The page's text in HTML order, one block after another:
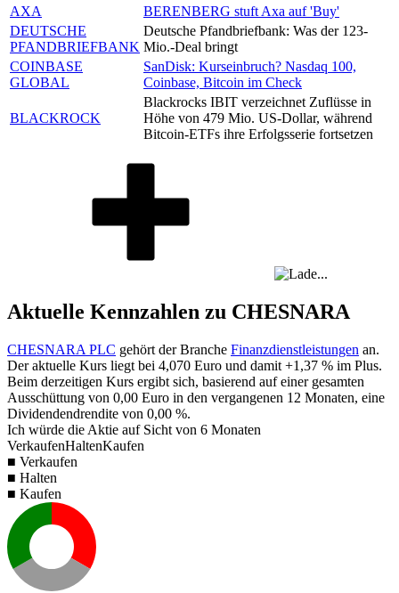
AXA
BERENBERG stuft Axa auf 'Buy'
DEUTSCHE
PFANDBRIEFBANK
Deutsche Pfandbriefbank: Was der 123-
Mio.-Deal bringt
COINBASE
GLOBAL
SanDisk: Kurseinbruch? Nasdaq 100,
Coinbase, Bitcoin im Check
BLACKROCK
Blackrocks IBIT verzeichnet Zuflüsse in
Höhe von 479 Mio. US-Dollar, während
Bitcoin-ETFs ihre Erfolgsserie fortsetzen
Aktuelle Kennzahlen zu CHESNARA
CHESNARA PLC gehört der Branche Finanzdienstleistungen an.
Der aktuelle Kurs liegt bei 4,070 Euro und damit +1,37 % im Plus.
Beim derzeitigen Kurs ergibt sich, basierend auf einer gesamten
Ausschüttung von 0,00 Euro in den vergangenen 12 Monaten, eine
Dividendendrendite von 0,00 %.
Ich würde die Aktie auf Sicht von 6 Monaten
VerkaufenHaltenKaufen
■ Verkaufen
■ Halten
■ Kaufen